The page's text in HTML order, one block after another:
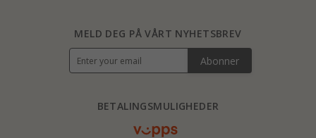
BETALINGSMULIGHEDER
MELD DEG PÅ VÅRT NYHETSBREV
Abonner